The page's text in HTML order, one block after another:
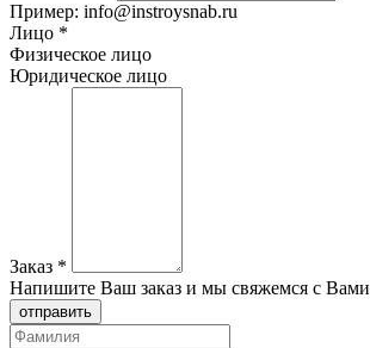
Пример: info@instroysnab.ru
Лицо *
Физическое лицо
Юридическое лицо
Заказ *
Напишите Ваш заказ и мы свяжемся с Вами
отправить